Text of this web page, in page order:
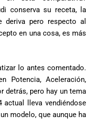
conserva su receta, la
pero respecto al
en una cosa, es más
lo antes comentado.
Potencia, Aceleración,
detrás, pero hay un tema
actual lleva vendiéndose
modelo, que aunque ha